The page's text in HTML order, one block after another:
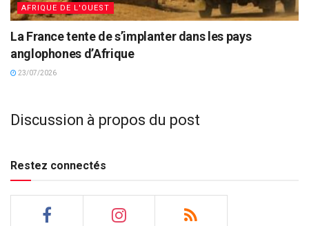
AFRIQUE DE L'OUEST
La France tente de s’implanter dans les pays
anglophones d’Afrique
23/07/2026
Discussion à propos du post
Restez connectés